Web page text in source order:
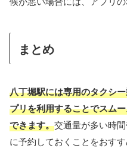
まとめ
八丁堀駅には専用のタクシ
プリを利用することでスム
できます。交通量が多い時
に予約しておくことをおすす